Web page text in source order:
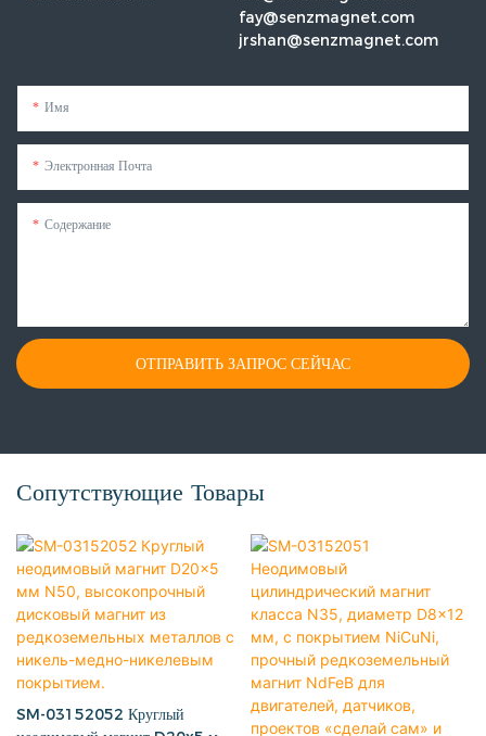
fay@senzmagnet.com
jrshan@senzmagnet.com
Имя
Электронная Почта
Содержание
ОТПРАВИТЬ ЗАПРОС СЕЙЧАС
Сопутствующие Товары
SM-03152052 Круглый